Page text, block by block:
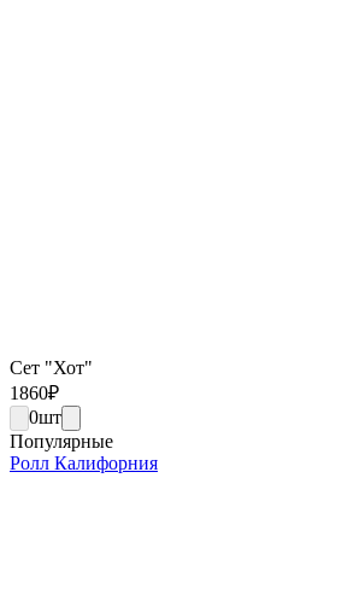
Сет "Хот"
1860₽
0шт
Популярные
Ролл Калифорния